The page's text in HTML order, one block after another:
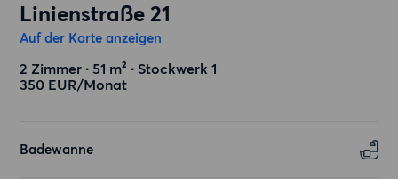
Linienstraße 21
Auf der Karte anzeigen
2 Zimmer ∙ 51 m² ∙ Stockwerk 1
350 EUR/Monat
Badewanne